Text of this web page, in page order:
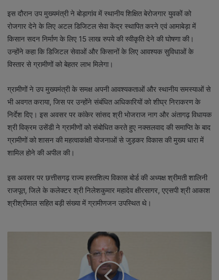
इस दौरान उप मुख्यमंत्री ने बोड़ागांव में स्थानीय शिक्षित बेरोजगार युवकों को
रोजगार देने के लिए अटल डिजिटल सेवा केंद्र स्थापित करने एवं आमाबेड़ा में
किसान सदन निर्माण के लिए 15 लाख रुपये की स्वीकृति देने की घोषणा की।
उन्होंने कहा कि डिजिटल सेवाओं और किसानों के लिए आवश्यक सुविधाओं के
विस्तार से ग्रामीणों को बेहतर लाभ मिलेगा।
ग्रामीणों ने उप मुख्यमंत्री के समक्ष अपनी आवश्यकताओं और स्थानीय समस्याओं से
भी अवगत कराया, जिस पर उन्होंने संबंधित अधिकारियों को शीघ्र निराकरण के
निर्देश दिए। इस अवसर पर कांकेर सांसद श्री भोजराज नाग और अंतागढ़ विधायक
श्री विक्रम उसेंडी ने ग्रामीणों को संबोधित करते हुए नक्सलवाद की समाप्ति के बाद
ग्रामीणों को शासन की महत्वाकांक्षी योजनाओं से जुड़कर विकास की मुख्य धारा में
शामिल होने की अपील की।
इस अवसर पर छत्तीसगढ़ राज्य हस्तशिल्प विकास बोर्ड की अध्यक्ष श्रीमती शालिनी
राजपूत, जिले के कलेक्टर श्री निलेशकुमार महादेव क्षीरसागर, एएसपी श्री आकाश
श्रीश्रीमाल सहित बड़ी संख्या में ग्रामीणजन उपस्थित थे।